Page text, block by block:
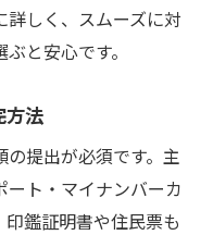
しく、スムーズに対
と安心です。
方法
提出が必須です。主
ト・マイナンバーカ
鑑証明書や住民票も